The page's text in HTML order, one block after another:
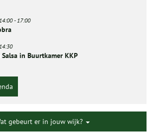
-17:00
in Buurtkamer KKP
gebeurt er in jouw wijk?